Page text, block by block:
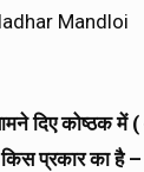
Mandloi
दिए कोष्ठक में (
प्रकार का है –